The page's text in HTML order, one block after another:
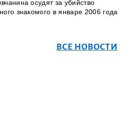
осудят за убийство
знакомого в январе 2006 года
ВСЕ НОВОСТИ